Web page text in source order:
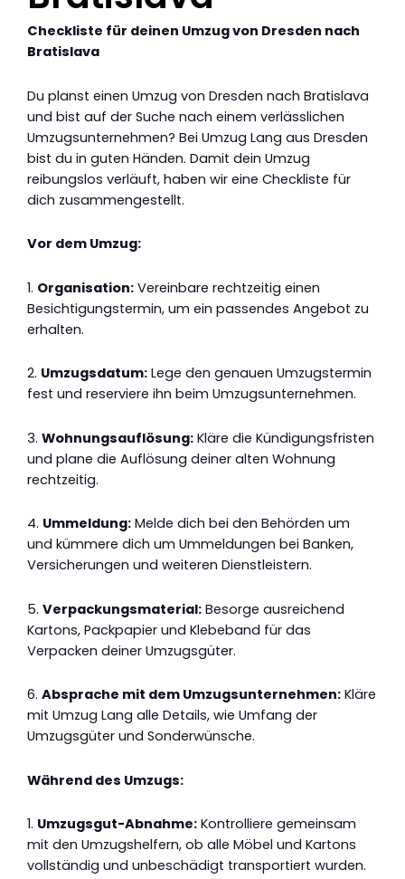
Checkliste für deinen Umzug von Dresden nach
Bratislava
Du planst einen Umzug von Dresden nach Bratislava
und bist auf der Suche nach einem verlässlichen
Umzugsunternehmen? Bei Umzug Lang aus Dresden
bist du in guten Händen. Damit dein Umzug
reibungslos verläuft, haben wir eine Checkliste für
dich zusammengestellt.
Vor dem Umzug:
1. Organisation: Vereinbare rechtzeitig einen
Besichtigungstermin, um ein passendes Angebot zu
erhalten.
2. Umzugsdatum: Lege den genauen Umzugstermin
fest und reserviere ihn beim Umzugsunternehmen.
3. Wohnungsauflösung: Kläre die Kündigungsfristen
und plane die Auflösung deiner alten Wohnung
rechtzeitig.
4. Ummeldung: Melde dich bei den Behörden um
und kümmere dich um Ummeldungen bei Banken,
Versicherungen und weiteren Dienstleistern.
5. Verpackungsmaterial: Besorge ausreichend
Kartons, Packpapier und Klebeband für das
Verpacken deiner Umzugsgüter.
6. Absprache mit dem Umzugsunternehmen: Kläre
mit Umzug Lang alle Details, wie Umfang der
Umzugsgüter und Sonderwünsche.
Während des Umzugs:
1. Umzugsgut-Abnahme: Kontrolliere gemeinsam
mit den Umzugshelfern, ob alle Möbel und Kartons
vollständig und unbeschädigt transportiert wurden.